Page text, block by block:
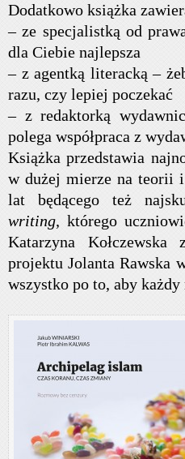
Dodatkowo książka
– ze specjalistką od
dla Ciebie najlepsza
– z agentką literacką –
razu, czy lepiej poczekać
– z redaktorką
polega współpraca z
Książka przedstawia
w dużej mierze na teorii
lat będącego też
writing, którego
Katarzyna Kołczewska
projektu Jolanta Rawska
wszystko po to, aby